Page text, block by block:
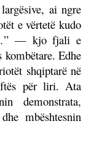
ai ngre
e vërtetë kudo
— kjo fjali e
kombëtare. Edhe
shqiptarë në
për liri. Ata
demonstrata,
mbështesnin